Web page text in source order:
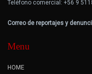
Teléfono comercial: +56 9
Correo de reportajes y
Menu
HOME